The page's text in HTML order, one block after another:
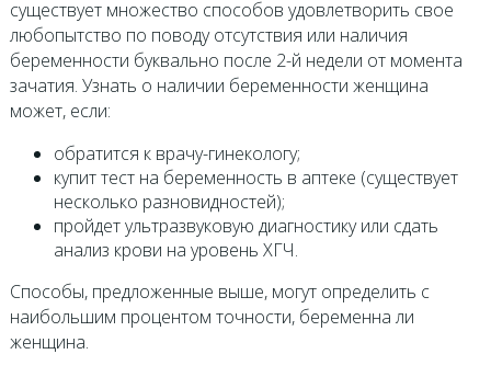
существует множество способов удовлетворить свое
любопытство по поводу отсутствия или наличия
беременности буквально после 2-й недели от момента
зачатия. Узнать о наличии беременности женщина
может, если:
обратится к врачу-гинекологу;
купит тест на беременность в аптеке (существует
несколько разновидностей);
пройдет ультразвуковую диагностику или сдать
анализ крови на уровень ХГЧ.
Способы, предложенные выше, могут определить с
наибольшим процентом точности, беременна ли
женщина.